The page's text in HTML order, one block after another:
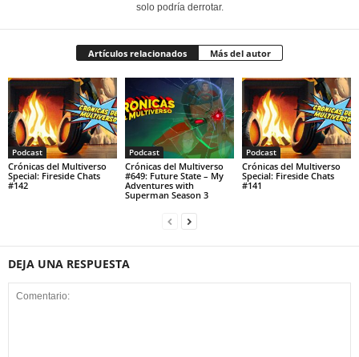
solo podría derrotar.
Artículos relacionados Más del autor
Podcast
Crónicas del Multiverso
Special: Fireside Chats
#142
Podcast
Crónicas del Multiverso
#649: Future State – My
Adventures with
Superman Season 3
Podcast
Crónicas del Multiverso
Special: Fireside Chats
#141
DEJA UNA RESPUESTA